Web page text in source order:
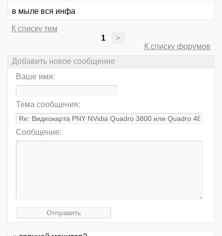
в мыле вся инфа
К списку тем
1
>
К списку форумов
Добавить новое сообщение
Ваше имя:
Тема сообщения:
Сообщение: